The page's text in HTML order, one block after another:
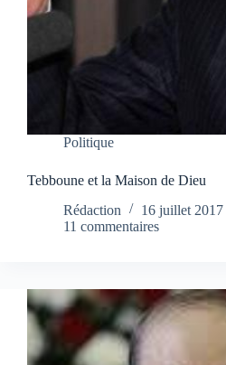
Politique
Tebboune et la Maison de Dieu
Rédaction
16 juillet 2017
11 commentaires